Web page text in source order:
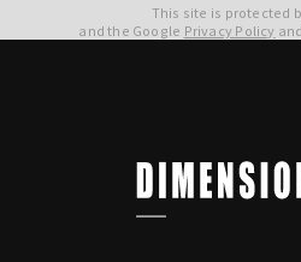
This site is protected
and the Google Privacy Policy and